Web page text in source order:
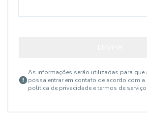
As informações serão utilizadas para que
possa entrar em contato de acordo com a
política de privacidade e termos de serviço